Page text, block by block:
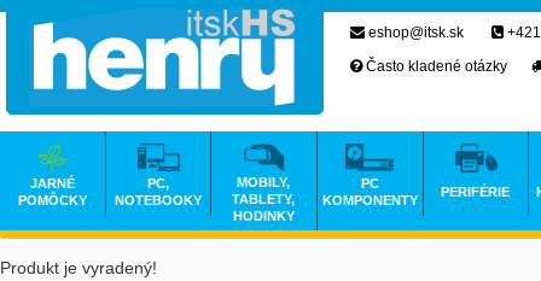
Produkt je vyradený!
eshop@itsk.sk
Často kladené otázky
JARNÉ
POMÔCKY
PC,
NOTEBOOKY
MOBILY,
TABLETY,
HODINKY
PC
KOMPONENTY
PERIFÉRIE